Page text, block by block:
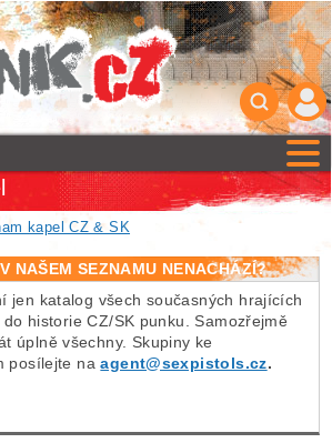
kapel CZ & SK
NAŠEM SEZNAMU NENACHÁZÍ?
jen katalog všech současných hrajících
historie CZ/SK punku. Samozřejmě
úplně všechny. Skupiny ke
posílejte na agent@sexpistols.cz.